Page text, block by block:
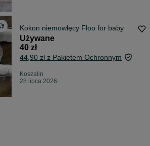
Kokon niemowlęcy Floo for baby
Używane
40 zł
44,90 zł z Pakietem Ochronnym
Koszalin
28 lipca 2026